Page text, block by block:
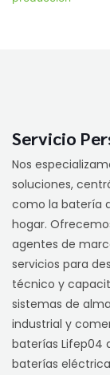
Servicio
Nos
soluciones,
como la batería
hogar.
agentes de
servicios para
técnico y
sistemas de
industrial y
baterías Lifep04
baterías